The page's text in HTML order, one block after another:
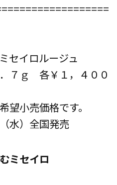
イロルージュ
７ｇ 各￥１，４００
望小売価格です。
水）全国発売
ミセイロ